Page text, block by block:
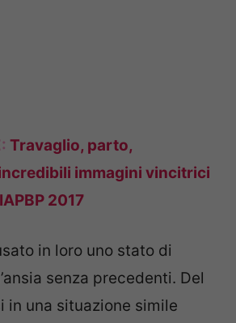
Travaglio, parto,
immagini vincitrici
2017
in loro uno stato di
senza precedenti. Del
in una situazione simile